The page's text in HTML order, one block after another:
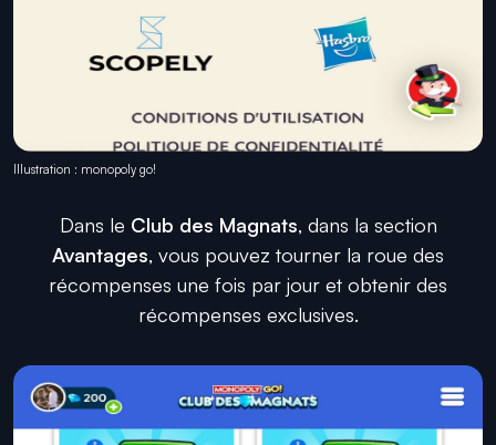
Illustration : monopoly go!
Dans le Club des Magnats, dans la section
Avantages, vous pouvez tourner la roue des
récompenses une fois par jour et obtenir des
récompenses exclusives.